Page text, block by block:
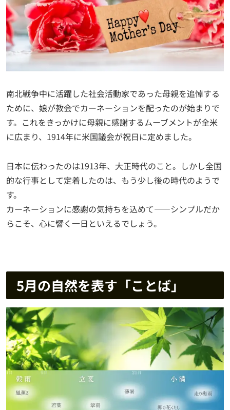
南北戦争中に活躍した社会活動家であった母親を追悼する
ために、娘が教会でカーネーションを配ったのが始まりで
す。これをきっかけに母親に感謝するムーブメントが全米
に広まり、1914年に米国議会が祝日に定めました。
日本に伝わったのは1913年、大正時代のこと。しかし全国
的な行事として定着したのは、もう少し後の時代のようで
す。
カーネーションに感謝の気持ちを込めて——シンプルだか
らこそ、心に響く一日といえるでしょう。
5月の自然を表す「ことば」